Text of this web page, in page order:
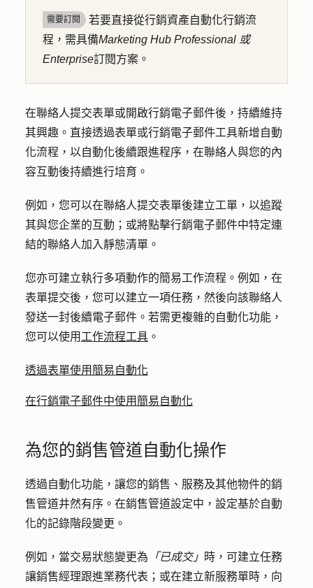
需要訂閱
若要直接從行銷資產自動化行銷流
程，需具備Marketing Hub Professional 或
Enterprise訂閱方案。
在聯絡人提交表單或開啟行銷電子郵件後，持續維持
其興趣。直接透過表單或行銷電子郵件工具新增自動
化流程，以自動化後續跟進程序，在聯絡人與您的內
容互動後持續進行培育。
例如，您可以在聯絡人提交表單後建立工單，以追蹤
其與您企業的互動；或將點擊行銷電子郵件中特定連
結的聯絡人加入靜態清單。
您亦可建立執行多項動作的簡易工作流程。例如，在
表單提交後，您可以建立一項任務，然後向該聯絡人
發送一封後續電子郵件。若需更複雜的自動化功能，
您可以使用 工作流程工具 。
透過表單使用簡易自動化
在行銷電子郵件中使用簡易自動化
為您的銷售管道自動化操作
透過自動化功能，讓您的銷售、服務及其他物件的銷
售管道井然有序。在銷售管道設定中，設定基於自動
化的記錄階段變更。
例如，當交易狀態變更為 「已成交」 時，可建立任務
讓銷售經理跟進業務代表；或在建立新服務單時，向